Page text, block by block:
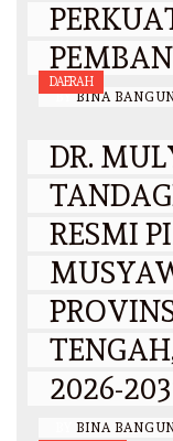
BY BINA
DAERAH
DR.
RESMI
2026-
BINA